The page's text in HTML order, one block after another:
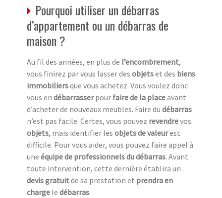
Pourquoi utiliser un débarras
d’appartement ou un débarras de
maison ?
Au fil des années, en plus de l’encombrement,
vous finirez par vous lasser des objetset des biens
immobiliersque vous achetez. Vous voulez donc
vous en débarrasserpour faire de la placeavant
d’acheter de nouveaux meubles. Faire du débarras
n’est pas facile. Certes, vous pouvez revendrevos
objets, mais identifier les objets de valeurest
difficile. Pour vous aider, vous pouvez faire appel à
une équipe de professionnels du débarras. Avant
toute intervention, cette dernière établira un
devis gratuitde sa prestation et prendra en
charge le débarras.